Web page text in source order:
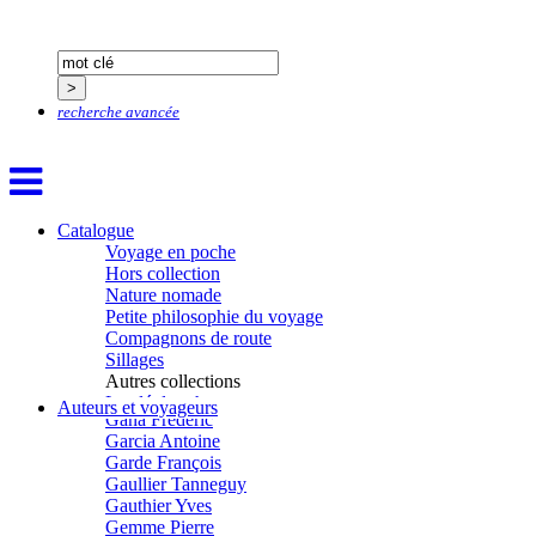
recherche avancée
Catalogue
Voyage en poche
Hors collection
Nature nomade
Petite philosophie du voyage
Compagnons de route
Sillages
Autres collections
La clé des champs
Chemins d’étoiles
Visions
Auteurs et voyageurs
Desprez Léopoldine
Devouassoux Philippe
Ducret Nicolas
Fisset Émeric
Fisset Christine
FitzGerald Edward
Fontaine Benoît
Foucard Marie
Fradin Patrick
Fraisse Thomas
François Valérie
Fuligni Bruno
Gana Frédéric
Garcia Antoine
Garde François
Gaullier Tanneguy
Gauthier Yves
Gemme Pierre